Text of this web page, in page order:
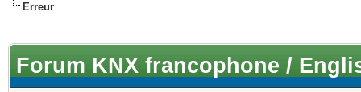
Erreur
Forum KNX francophone /